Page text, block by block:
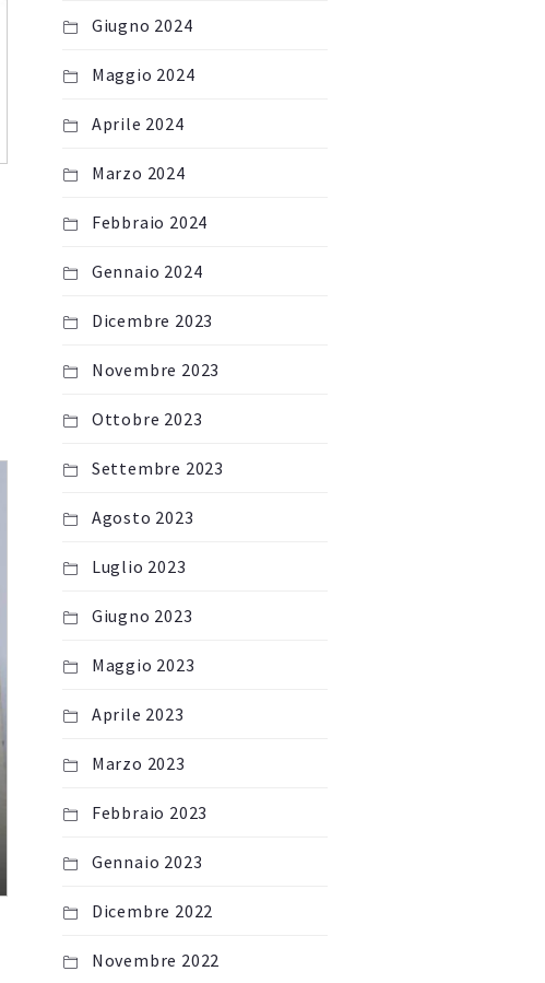
Giugno 2024
Maggio 2024
Aprile 2024
Marzo 2024
Febbraio 2024
Gennaio 2024
Dicembre 2023
Novembre 2023
Ottobre 2023
Settembre 2023
Agosto 2023
Luglio 2023
Giugno 2023
Maggio 2023
Aprile 2023
Marzo 2023
Febbraio 2023
Gennaio 2023
Dicembre 2022
Novembre 2022